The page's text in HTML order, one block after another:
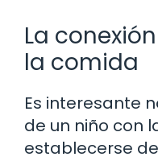
La
la comida
Es interesante
de un niño con
establecerse